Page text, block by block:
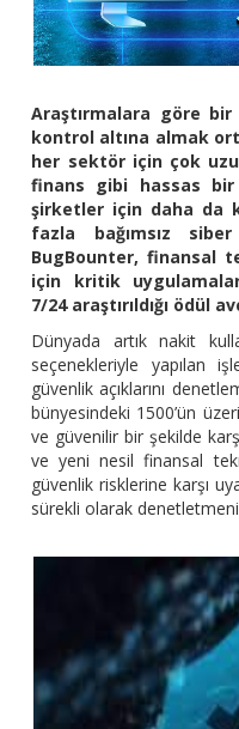
Araştırmalara göre
kontrol altına almak
her sektör için çok
finans gibi hassas
şirketler için daha da
fazla bağımsız
BugBounter, finansal
için kritik
7/24 araştırıldığı ödül
Dünyada artık nakit
seçenekleriyle yapılan
güvenlik açıklarını
bünyesindeki 1500’ün
ve güvenilir bir şekilde
ve yeni nesil finansal
güvenlik risklerine karşı
sürekli olarak